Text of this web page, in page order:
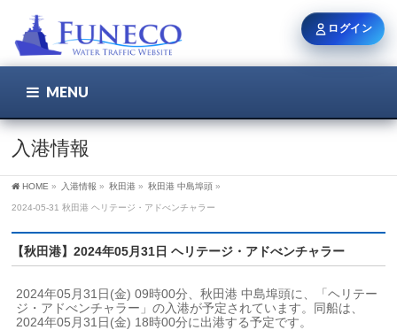
MENU
入港情報
HOME » 入港情報 » 秋田港 » 秋田港 中島埠頭 »
2024-05-31 秋田港 ヘリテージ・アドべンチャラー
【秋田港】2024年05月31日 ヘリテージ・アドべンチャラー
2024年05月31日(金) 09時00分、秋田港 中島埠頭に、「ヘリテー
ジ・アドべンチャラー」の入港が予定されています。同船は、
2024年05月31日(金) 18時00分に出港する予定です。
ログイン
ユーザー名 / メール